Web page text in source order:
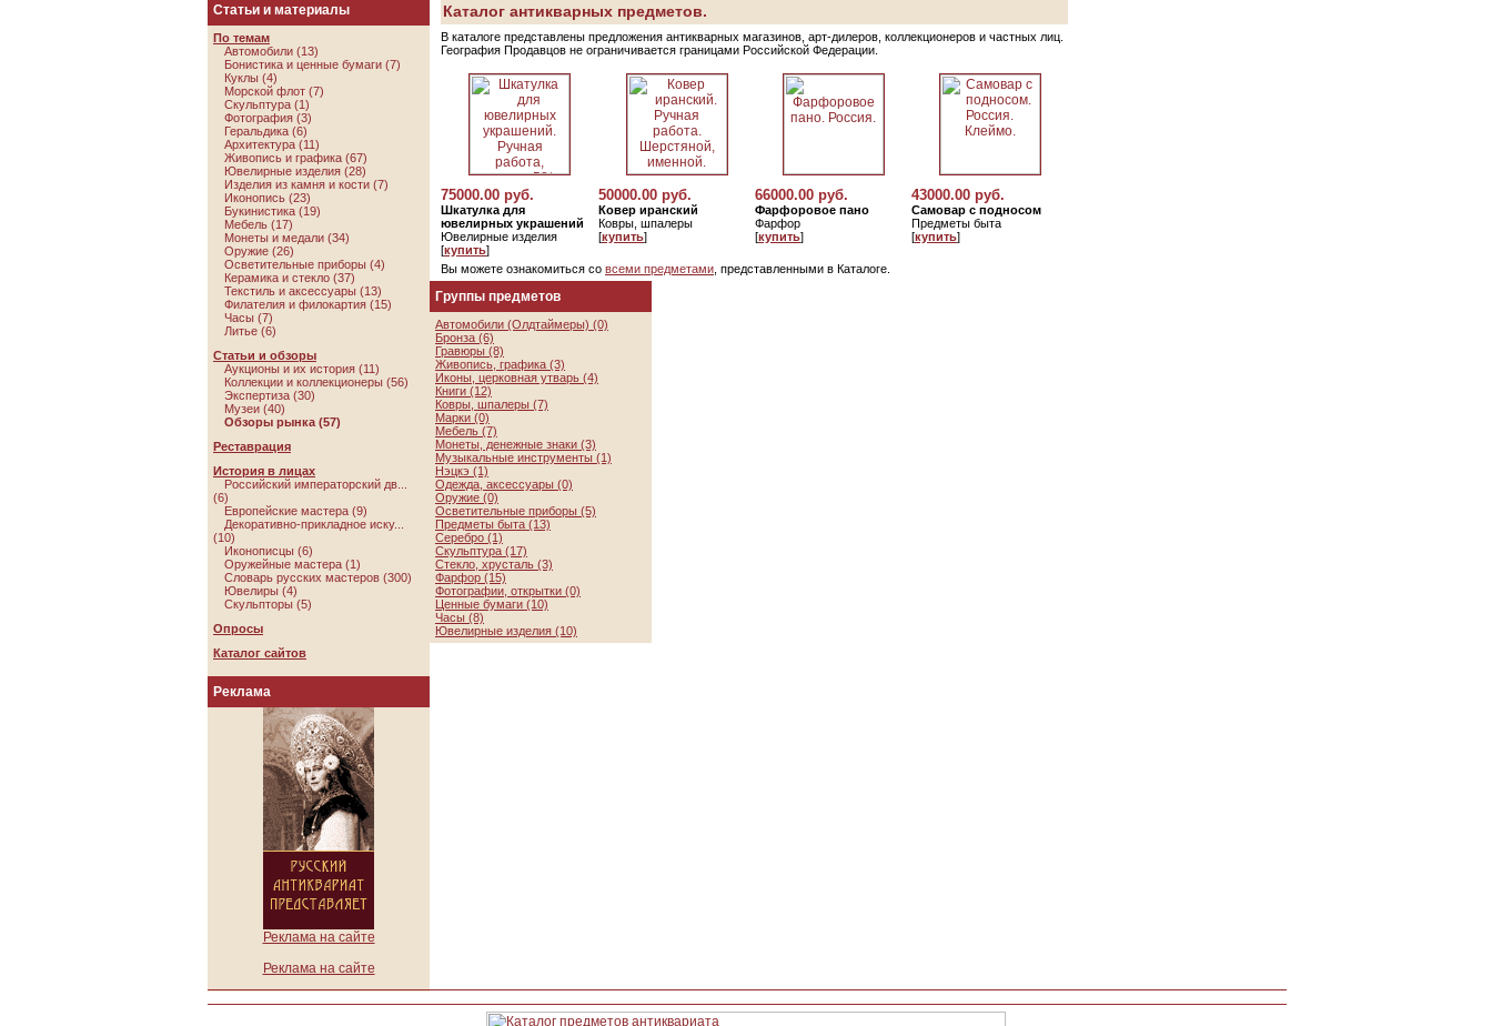
Статьи и материалы
По темам
Автомобили (13)
Бонистика и ценные бумаги (7)
Куклы (4)
Морской флот (7)
Скульптура (1)
Фотография (3)
Геральдика (6)
Архитектура (11)
Живопись и графика (67)
Ювелирные изделия (28)
Изделия из камня и кости (7)
Иконопись (23)
Букинистика (19)
Мебель (17)
Монеты и медали (34)
Оружие (26)
Осветительные приборы (4)
Керамика и стекло (37)
Текстиль и аксессуары (13)
Филателия и филокартия (15)
Часы (7)
Литье (6)
Статьи и обзоры
Аукционы и их история (11)
Коллекции и коллекционеры (56)
Экспертиза (30)
Музеи (40)
Обзоры рынка (57)
Реставрация
История в лицах
Российский императорский дв...
(6)
Европейские мастера (9)
Декоративно-прикладное иску...
(10)
Иконописцы (6)
Оружейные мастера (1)
Словарь русских мастеров (300)
Ювелиры (4)
Скульпторы (5)
Опросы
Каталог сайтов
Реклама
Реклама на сайте
Реклама на сайте
Каталог антикварных предметов.
В каталоге представлены предложения антикварных магазинов, арт-дилеров, коллекционеров и частных лиц.
География Продавцов не ограничивается границами Российской Федерации.
75000.00 руб.
Шкатулка для
ювелирных украшений
Ювелирные изделия
[купить]
50000.00 руб.
Ковер иранский
Ковры, шпалеры
[купить]
66000.00 руб.
Фарфоровое пано
Фарфор
[купить]
43000.00 руб.
Самовар с подносом
Предметы быта
[купить]
Вы можете ознакомиться со всеми предметами , представленными в Каталоге.
Группы предметов
Автомобили (Олдтаймеры) (0)
Бронза (6)
Гравюры (8)
Живопись, графика (3)
Иконы, церковная утварь (4)
Книги (12)
Ковры, шпалеры (7)
Марки (0)
Мебель (7)
Монеты, денежные знаки (3)
Музыкальные инструменты (1)
Нэцкэ (1)
Одежда, аксессуары (0)
Оружие (0)
Осветительные приборы (5)
Предметы быта (13)
Серебро (1)
Скульптура (17)
Стекло, хрусталь (3)
Фарфор (15)
Фотографии, открытки (0)
Ценные бумаги (10)
Часы (8)
Ювелирные изделия (10)